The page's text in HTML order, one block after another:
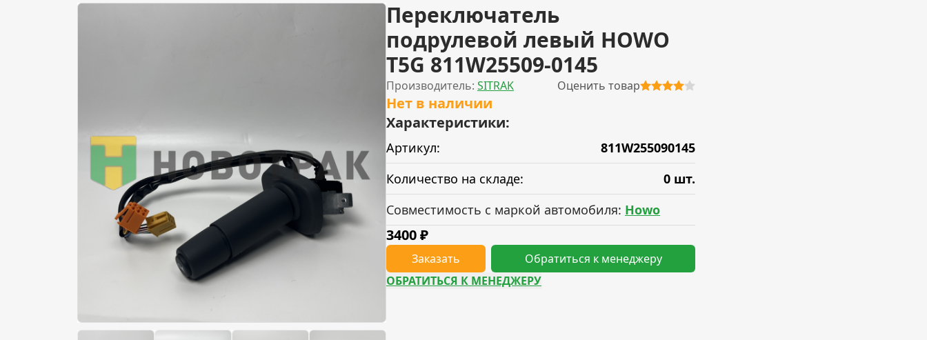
Переключатель
подрулевой левый HOWO
T5G 811W25509-0145
Производитель: SITRAK Оценить товар
Нет в наличии
Характеристики:
Артикул:
811W255090145
Количество на складе:
0 шт.
Совместимость с маркой автомобиля: Howo
3400₽
Заказать
Обратиться к менеджеру
ОБРАТИТЬСЯ К МЕНЕДЖЕРУ